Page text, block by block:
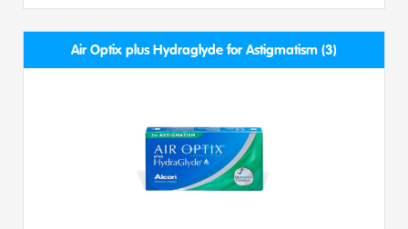
Air Optix plus Hydraglyde for Astigmatism (3)